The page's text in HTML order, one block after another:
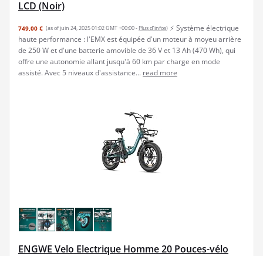
LCD (Noir)
749,00 € (as of juin 24, 2025 01:02 GMT +00:00 - Plus d’infos) ⚡ Système électrique
haute performance : l'EMX est équipée d'un moteur à moyeu arrière
de 250 W et d'une batterie amovible de 36 V et 13 Ah (470 Wh), qui
offre une autonomie allant jusqu'à 60 km par charge en mode
assisté. Avec 5 niveaux d'assistance... read more
ENGWE Velo Electrique Homme 20 Pouces-vélo